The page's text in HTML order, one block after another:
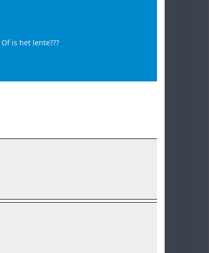
Of is het lente???